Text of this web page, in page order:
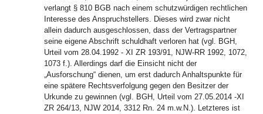
verlangt § 810 BGB nach einem schutzwürdigen rechtlichen
Interesse des Anspruchstellers. Dieses wird zwar nicht
allein dadurch ausgeschlossen, dass der Vertragspartner
seine eigene Abschrift schuldhaft verloren hat (vgl. BGH,
Urteil vom 28.04.1992 - XI ZR 193/91, NJW-RR 1992, 1072,
1073 f.). Allerdings darf die Einsicht nicht der
„Ausforschung“ dienen, um erst dadurch Anhaltspunkte für
eine spätere Rechtsverfolgung gegen den Besitzer der
Urkunde zu gewinnen (vgl. BGH, Urteil vom 27.05.2014 -XI
ZR 264/13, NJW 2014, 3312 Rn. 24 m.w.N.). Letzteres ist